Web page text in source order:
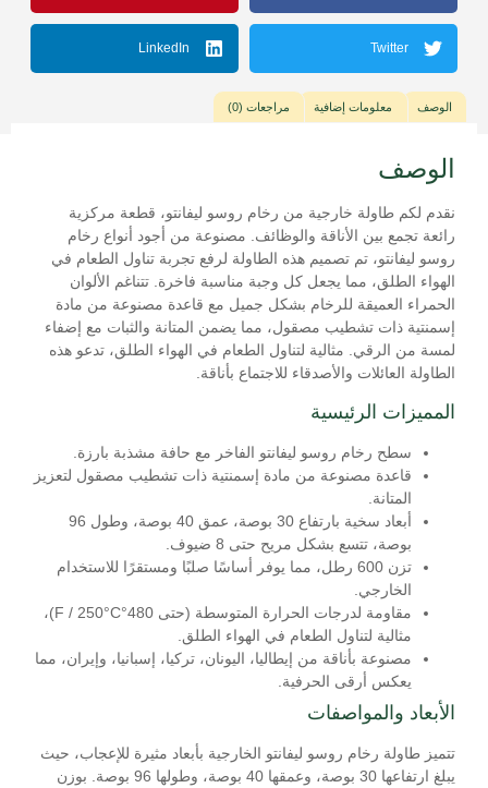
Twitter
LinkedIn
الوصف معلومات إضافية مراجعات (0)
الوصف
نقدم لكم طاولة خارجية من رخام روسو ليفانتو، قطعة مركزية
رائعة تجمع بين الأناقة والوظائف. مصنوعة من أجود أنواع رخام
روسو ليفانتو، تم تصميم هذه الطاولة لرفع تجربة تناول الطعام في
الهواء الطلق، مما يجعل كل وجبة مناسبة فاخرة. تتناغم الألوان
الحمراء العميقة للرخام بشكل جميل مع قاعدة مصنوعة من مادة
إسمنتية ذات تشطيب مصقول، مما يضمن المتانة والثبات مع إضفاء
لمسة من الرقي. مثالية لتناول الطعام في الهواء الطلق، تدعو هذه
الطاولة العائلات والأصدقاء للاجتماع بأناقة.
المميزات الرئيسية
سطح رخام روسو ليفانتو الفاخر مع حافة مشذبة بارزة.
قاعدة مصنوعة من مادة إسمنتية ذات تشطيب مصقول لتعزيز
المتانة.
أبعاد سخية بارتفاع 30 بوصة، عمق 40 بوصة، وطول 96
بوصة، تتسع بشكل مريح حتى 8 ضيوف.
تزن 600 رطل، مما يوفر أساسًا صلبًا ومستقرًا للاستخدام
الخارجي.
مقاومة لدرجات الحرارة المتوسطة (حتى 480°F / 250°C)،
مثالية لتناول الطعام في الهواء الطلق.
مصنوعة بأناقة من إيطاليا، اليونان، تركيا، إسبانيا، وإيران، مما
يعكس أرقى الحرفية.
الأبعاد والمواصفات
تتميز طاولة رخام روسو ليفانتو الخارجية بأبعاد مثيرة للإعجاب، حيث
يبلغ ارتفاعها 30 بوصة، وعمقها 40 بوصة، وطولها 96 بوصة. بوزن